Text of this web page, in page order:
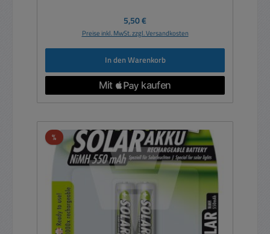
Regulärer Preis:
5,50 €
Preise inkl. MwSt. zzgl. Versandkosten
In den Warenkorb
%Rabatt